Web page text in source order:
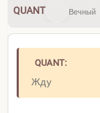
QUANT Вечный
QUANT:
Жду